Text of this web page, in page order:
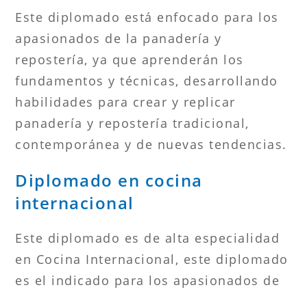
Este diplomado está enfocado para los
apasionados de la panadería y
repostería, ya que aprenderán los
fundamentos y técnicas, desarrollando
habilidades para crear y replicar
panadería y repostería tradicional,
contemporánea y de nuevas tendencias.
Diplomado en cocina
internacional
Este diplomado es de alta especialidad
en Cocina Internacional, este diplomado
es el indicado para los apasionados de